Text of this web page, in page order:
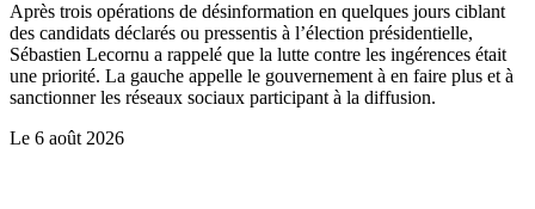
Après trois opérations de désinformation en quelques jours ciblant
des candidats déclarés ou pressentis à l’élection présidentielle,
Sébastien Lecornu a rappelé que la lutte contre les ingérences était
une priorité. La gauche appelle le gouvernement à en faire plus et à
sanctionner les réseaux sociaux participant à la diffusion.
Le 6 août 2026